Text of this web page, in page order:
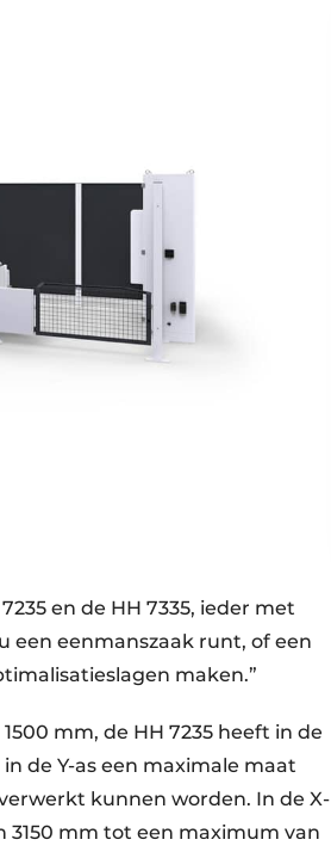
en de HH 7335, ieder met
een eenmanszaak runt, of een
maken.”
mm, de HH 7235 heeft in de
de Y-as een maximale maat
kunnen worden. In de X-
3150 mm tot een maximum van